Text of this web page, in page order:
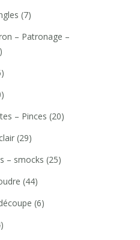
(7)
– Patronage –
– Pinces (20)
(29)
– smocks (25)
(44)
(6)